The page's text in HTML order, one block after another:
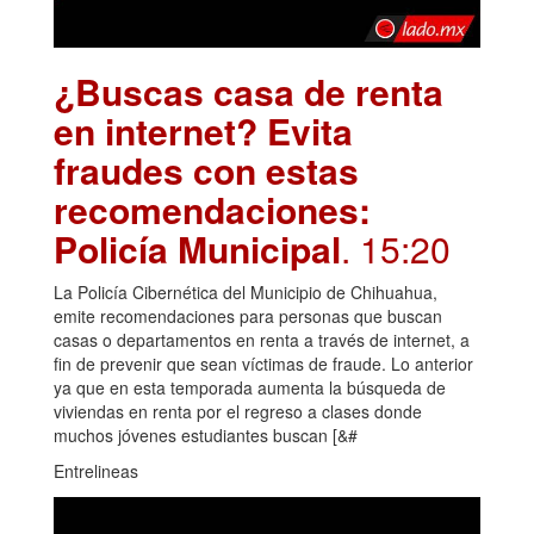
¿Buscas casa de renta
en internet? Evita
fraudes con estas
recomendaciones:
Policía Municipal. 15:20
La Policía Cibernética del Municipio de Chihuahua,
emite recomendaciones para personas que buscan
casas o departamentos en renta a través de internet, a
fin de prevenir que sean víctimas de fraude. Lo anterior
ya que en esta temporada aumenta la búsqueda de
viviendas en renta por el regreso a clases donde
muchos jóvenes estudiantes buscan [&#
Entrelineas